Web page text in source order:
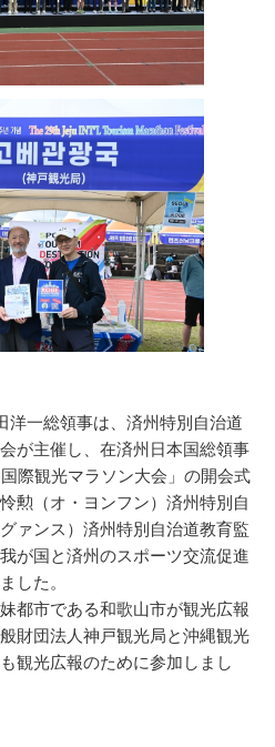
一総領事は、済州特別自治道
が主催し、在済州日本国総領事
際観光マラソン大会」の開会式
勲（オ・ヨンフン）済州特別自
ァンス）済州特別自治道教育監
が国と済州のスポーツ交流促進
した。
都市である和歌山市が観光広報
財団法人神戸観光局と沖縄観光
観光広報のために参加しまし